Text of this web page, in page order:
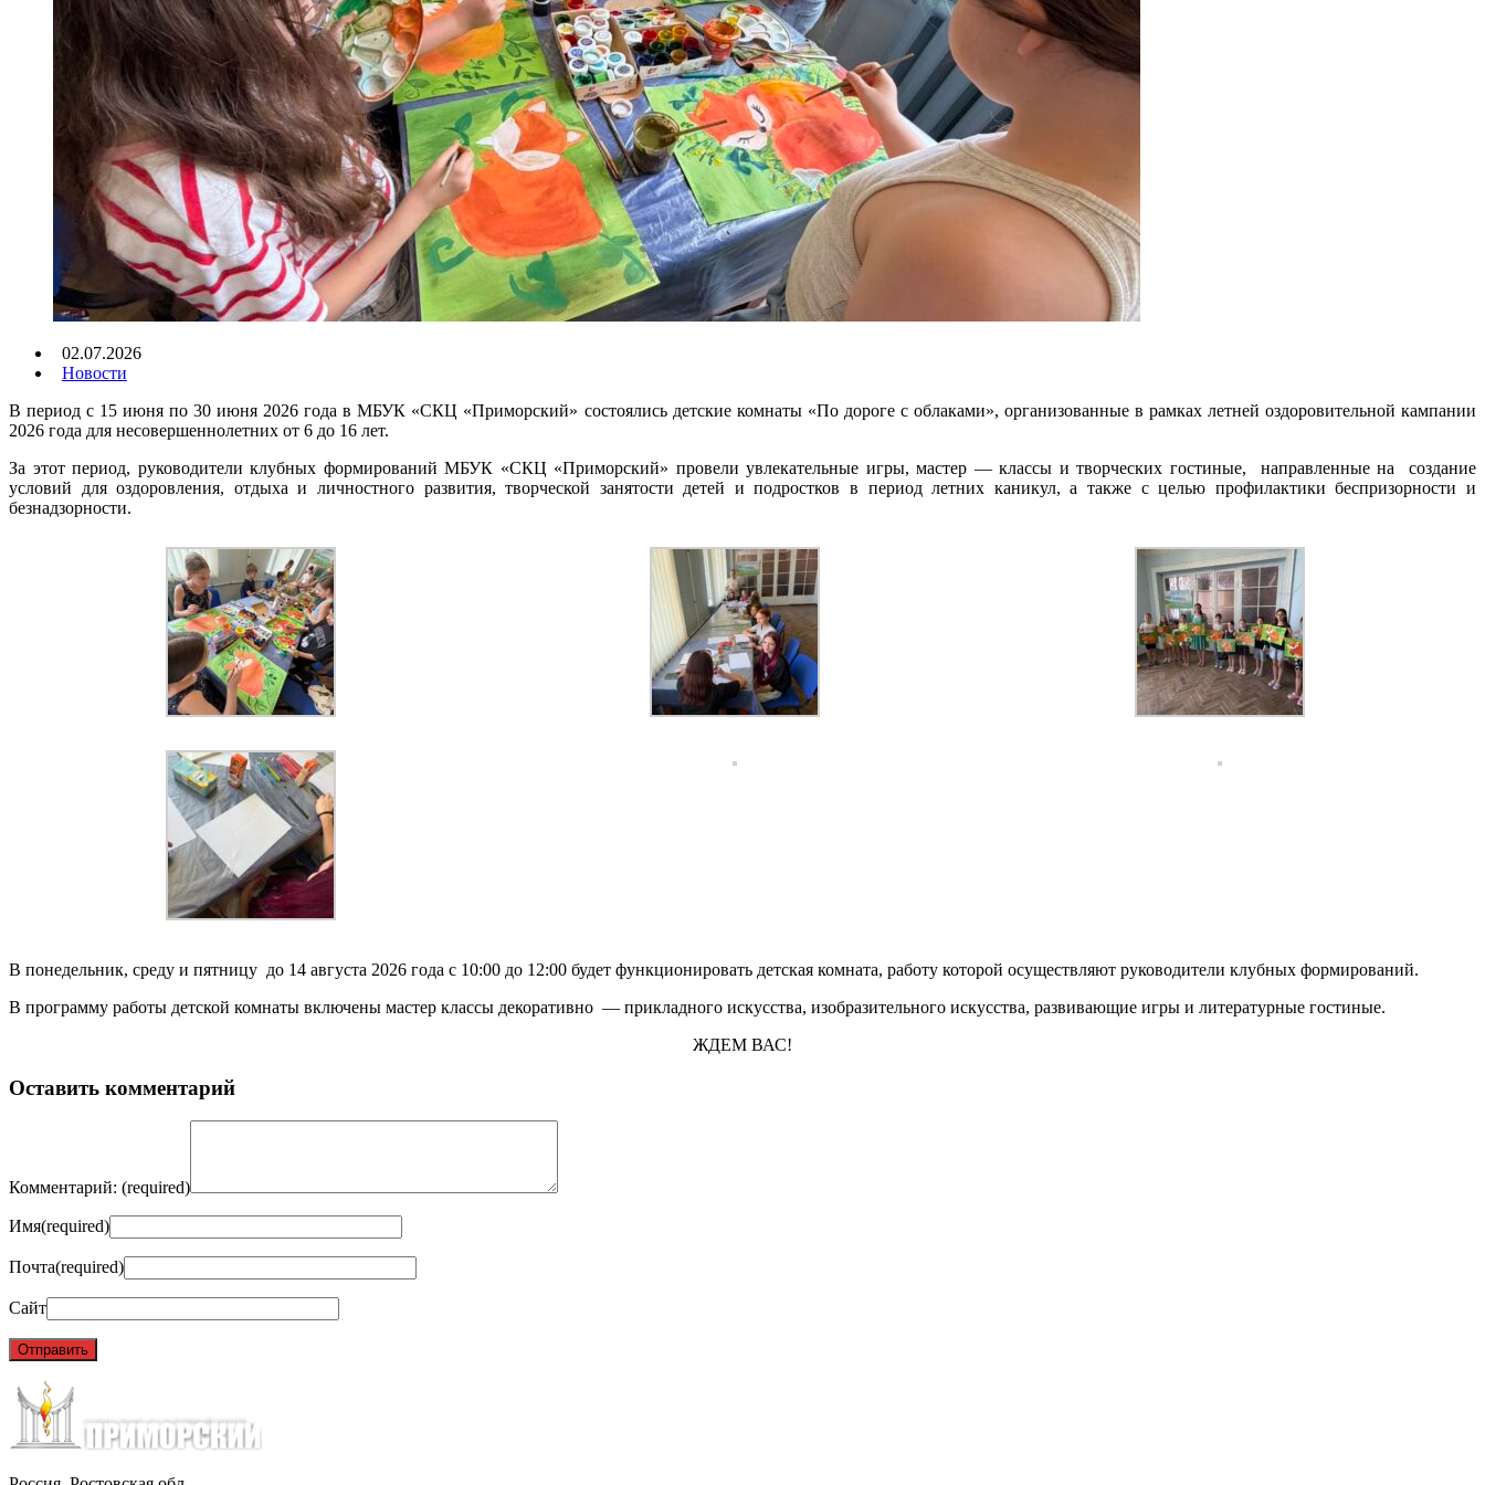
02.07.2026
Новости
В период с 15 июня по 30 июня 2026 года в МБУК «СКЦ «Приморский» состоялись детские комнаты «По дороге с облаками», организованные в рамках летней оздоровительной кампании
2026 года для несовершеннолетних от 6 до 16 лет.
За этот период, руководители клубных формирований МБУК «СКЦ «Приморский» провели увлекательные игры, мастер — классы и творческих гостиные, направленные на создание
условий для оздоровления, отдыха и личностного развития, творческой занятости детей и подростков в период летних каникул, а также с целью профилактики беспризорности и
безнадзорности.
В понедельник, среду и пятницу до 14 августа 2026 года с 10:00 до 12:00 будет функционировать детская комната, работу которой осуществляют руководители клубных формирований.
В программу работы детской комнаты включены мастер классы декоративно — прикладного искусства, изобразительного искусства, развивающие игры и литературные гостиные.
ЖДЕМ ВАС!
Оставить комментарий
Комментарий: (required)
Имя(required)
Почта(required)
Сайт